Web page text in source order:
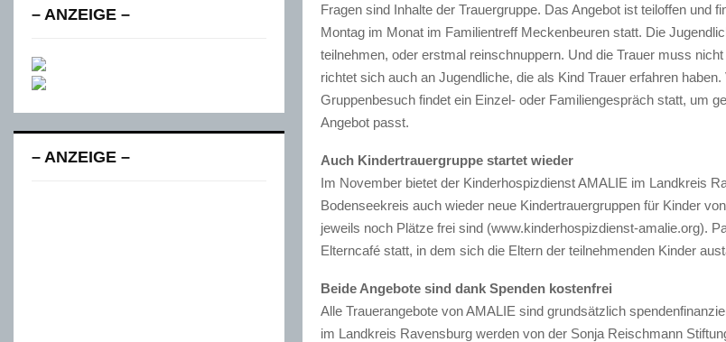
Fragen sind Inhalte der Trauergruppe. Das Angebot ist teiloffen und
Montag im Monat im Familientreff Meckenbeuren statt. Die
teilnehmen, oder erstmal reinschnuppern. Und die Trauer muss
richtet sich auch an Jugendliche, die als Kind Trauer erfahren
Gruppenbesuch findet ein Einzel- oder Familiengespräch statt, um
Angebot passt.
Auch Kindertrauergruppe startet wieder
Im November bietet der Kinderhospizdienst AMALIE im Landkreis
Bodenseekreis auch wieder neue Kindertrauergruppen für Kinder
jeweils noch Plätze frei sind (www.kinderhospizdienst-amalie.org).
Elterncafé statt, in dem sich die Eltern der teilnehmenden Kinder
Beide Angebote sind dank Spenden kostenfrei
Alle Trauerangebote von AMALIE sind grundsätzlich
im Landkreis Ravensburg werden von der Sonja Reischmann
– ANZEIGE –
– ANZEIGE –